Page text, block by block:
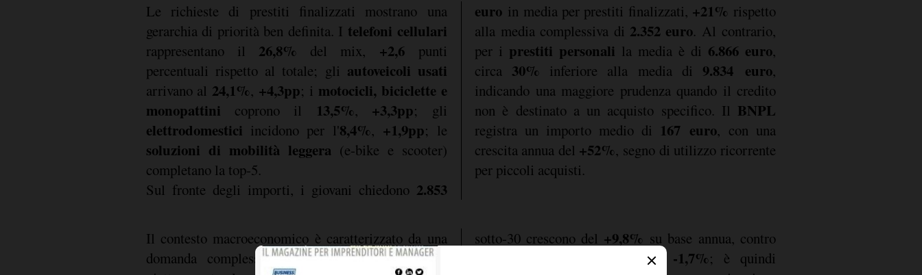
Le richieste di prestiti finalizzati mostrano una
gerarchia di priorità ben definita. I telefoni cellulari
rappresentano il 26,8% del mix, +2,6punti
percentuali rispetto al totale; gli autoveicoli usati
arrivano al 24,1%, +4,3pp; i motocicli, biciclette e
monopattini coprono il 13,5%, +3,3pp; gli
elettrodomestici incidono per l'8,4%, +1,9pp; le
soluzioni di mobilità leggera (e-bike e scooter)
completano la top-5.
Sul fronte degli importi, i giovani chiedono 2.853
euro in media per prestiti finalizzati, +21% rispetto
alla media complessiva di 2.352 euro. Al contrario,
per i prestiti personali la media è di 6.866 euro,
circa 30% inferiore alla media di 9.834 euro,
indicando una maggiore prudenza quando il credito
non è destinato a un acquisto specifico. Il BNPL
registra un importo medio di 167 euro, con una
crescita annua del +52%, segno di utilizzo ricorrente
per piccoli acquisti.
Il contesto macroeconomico è caratterizzato da una
domanda complessiva di credito sostanzialmente
sotto-30 crescono del +9,8% su base annua, contro
una variazione complessiva di -1,7%; è quindi